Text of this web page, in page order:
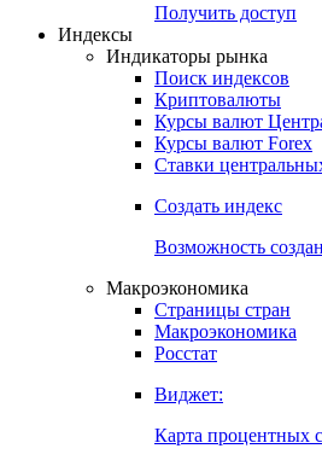
Получить доступ
Индексы
Индикаторы рынка
Поиск индексов
Криптовалюты
Курсы валют
Курсы валют Forex
Ставки
Создать индекс
Возможность
Макроэкономика
Страницы стран
Макроэкономика
Росстат
Виджет:
Карта процентных